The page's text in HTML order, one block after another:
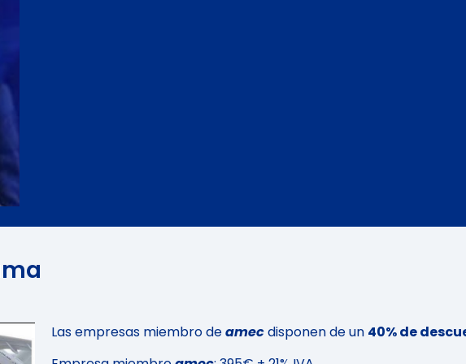
Las empresas miembro deamecdisponen de un 40% de